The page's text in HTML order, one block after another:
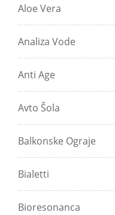
Aloe Vera
Analiza Vode
Anti Age
Avto Šola
Balkonske Ograje
Bialetti
Bioresonanca